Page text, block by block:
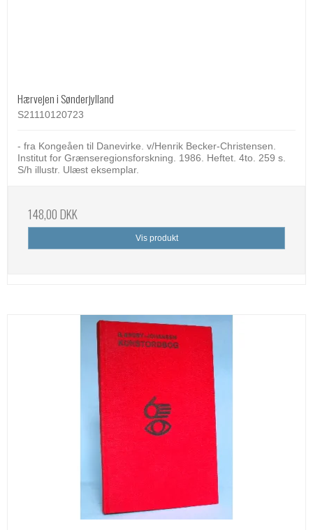
Hærvejen i Sønderjylland
S21110120723
- fra Kongeåen til Danevirke. v/Henrik Becker-Christensen.
Institut for Grænseregionsforskning. 1986. Heftet. 4to. 259 s.
S/h illustr. Ulæst eksemplar.
148,00 DKK
Vis produkt